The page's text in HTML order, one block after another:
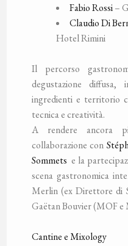
Fabio Rossi–
Claudio Di
Hotel Rimini
Il percorso
degustazione
ingredienti e territorio
tecnica e creatività.
A rendere ancora
collaborazione con
Sommets e la
scena gastronomica
Merlin (ex Direttore di
Gaëtan Bouvier (MOF e
Cantine e Mixology